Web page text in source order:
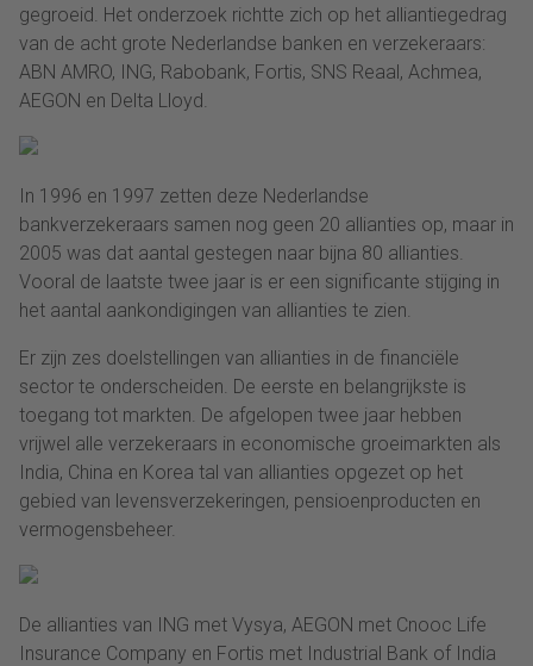
gegroeid. Het onderzoek richtte zich op het alliantiegedrag
van de acht grote Nederlandse banken en verzekeraars:
ABN AMRO, ING, Rabobank, Fortis, SNS Reaal, Achmea,
AEGON en Delta Lloyd.
In 1996 en 1997 zetten deze Nederlandse
bankverzekeraars samen nog geen 20 allianties op, maar in
2005 was dat aantal gestegen naar bijna 80 allianties.
Vooral de laatste twee jaar is er een significante stijging in
het aantal aankondigingen van allianties te zien.
Er zijn zes doelstellingen van allianties in de financiële
sector te onderscheiden. De eerste en belangrijkste is
toegang tot markten. De afgelopen twee jaar hebben
vrijwel alle verzekeraars in economische groeimarkten als
India, China en Korea tal van allianties opgezet op het
gebied van levensverzekeringen, pensioenproducten en
vermogensbeheer.
De allianties van ING met Vysya, AEGON met Cnooc Life
Insurance Company en Fortis met Industrial Bank of India